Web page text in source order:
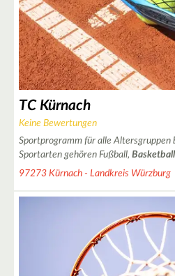
TC Kürnach
Keine Bewertungen
Sportprogramm für alle Altersgruppen
Sportarten gehören Fußball,
97273 Kürnach - Landkreis Würzburg
2